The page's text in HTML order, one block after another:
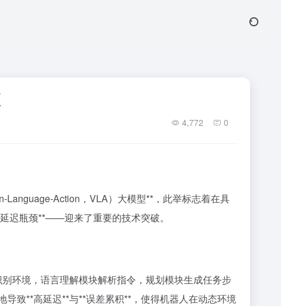
4,772 0
Action，VLA）大模型**，此举标志着在具
迟瓶颈**——迎来了重要的技术突破。
环境，语言理解模块解析指令，规划模块生成任务步
致**高延迟**与**误差累积**，使得机器人在动态环境